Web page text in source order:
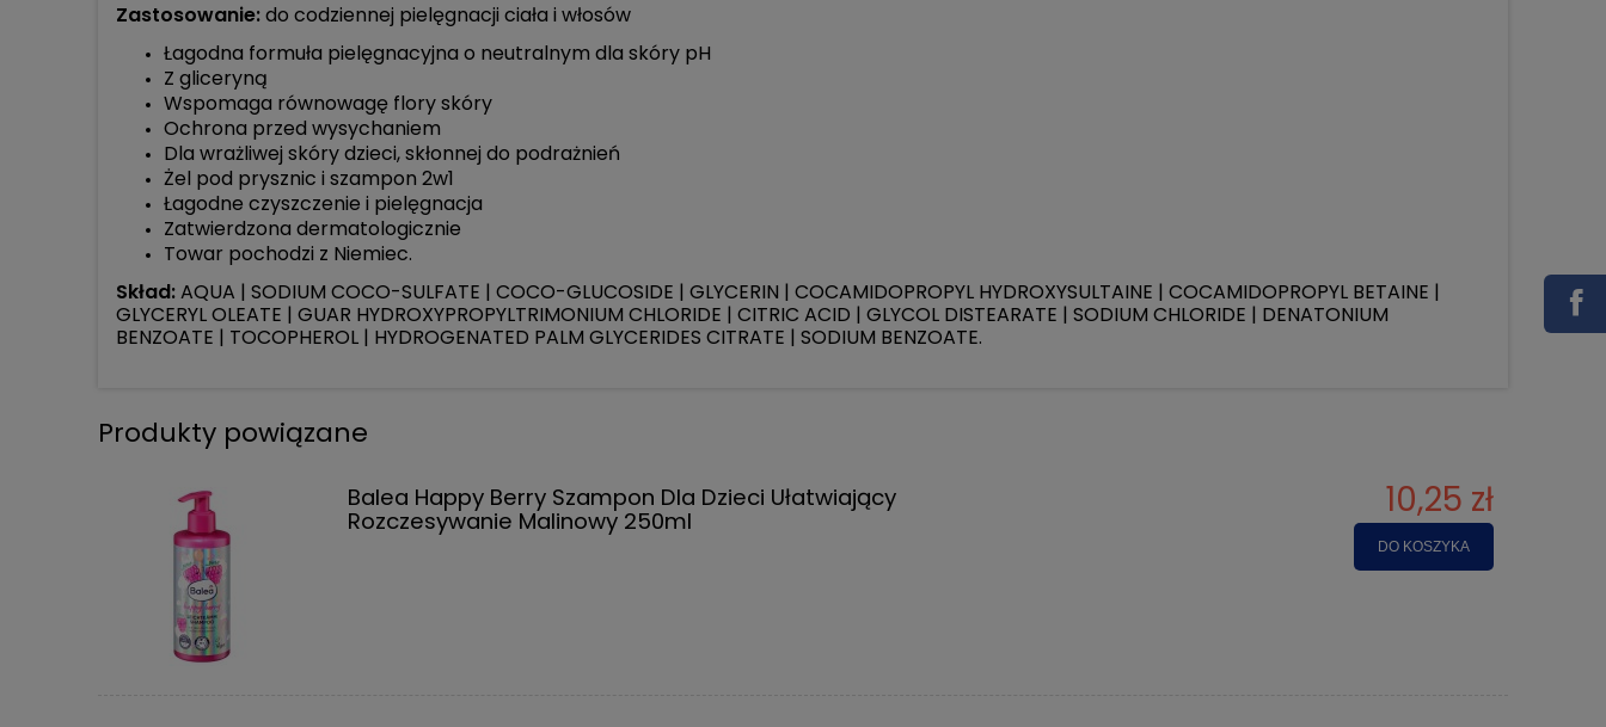
Zastosowanie:do codziennej pielęgnacji ciała i włosów
Łagodna formuła pielęgnacyjna o neutralnym dla skóry pH
Z gliceryną
Wspomaga równowagę flory skóry
Ochrona przed wysychaniem
Dla wrażliwej skóry dzieci, skłonnej do podrażnień
Żel pod prysznic i szampon 2w1
Łagodne czyszczenie i pielęgnacja
Zatwierdzona dermatologicznie
Towar pochodzi z Niemiec.
Skład:AQUA | SODIUM COCO-SULFATE | COCO-GLUCOSIDE | GLYCERIN | COCAMIDOPROPYL HYDROXYSULTAINE | COCAMIDOPROPYL BETAINE |
GLYCERYL OLEATE | GUAR HYDROXYPROPYLTRIMONIUM CHLORIDE | CITRIC ACID | GLYCOL DISTEARATE | SODIUM CHLORIDE | DENATONIUM
BENZOATE | TOCOPHEROL | HYDROGENATED PALM GLYCERIDES CITRATE | SODIUM BENZOATE.
Produkty powiązane
Balea Happy Berry Szampon Dla Dzieci Ułatwiający
Rozczesywanie Malinowy 250ml
10,25 zł
DO KOSZYKA